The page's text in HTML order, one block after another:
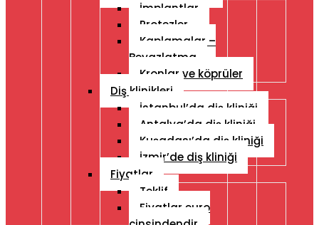
İmplantlar
Protezler
Kaplamalar –
Beyazlatma
Kronlar ve köprüler
Diş klinikleri
İstanbul’da diş kliniği
Antalya’da diş kliniği
Kuşadası’da diş kliniği
İzmir’de diş kliniği
Fiyatlar
Teklif
Fiyatlar euro